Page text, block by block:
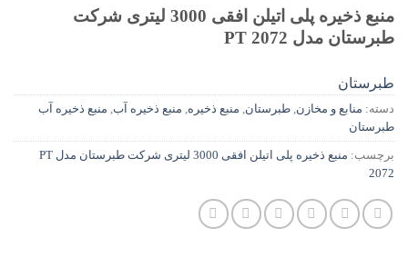
منبع ذخیره پلی اتیلن افقی 3000 لیتری شرکت
طبرستان مدل PT 2072
طبرستان
دسته: منابع و مخازن, طبرستان, منبع ذخیره, منبع ذخیره آب, منبع ذخیره آب
طبرستان
برچسب:
منبع ذخیره پلی اتیلن افقی 3000 لیتری شرکت طبرستان مدل PT
2072